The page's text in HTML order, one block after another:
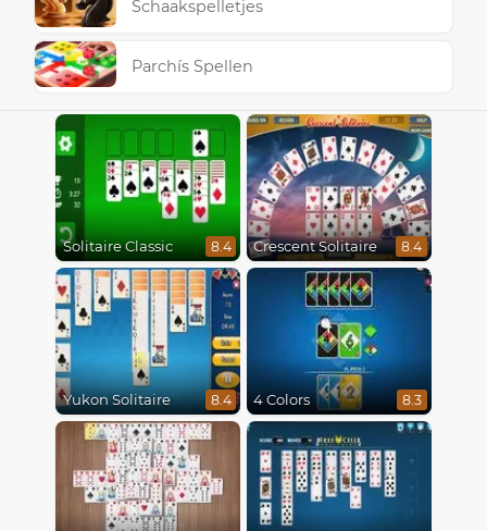
Schaakspelletjes
Parchís Spellen
Solitaire Classic 8.4 Crescent Solitaire 8.4
Yukon Solitaire 8.4 4 Colors 8.3